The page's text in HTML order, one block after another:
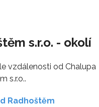
s.r.o. - okolí
vzdálenosti od Chalupa
s.r.o..
Radhoštěm